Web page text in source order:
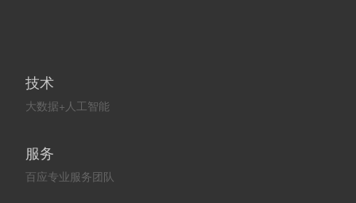
技术
大数据+人工智能
服务
百应专业服务团队